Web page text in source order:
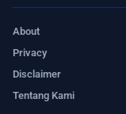
About
Privacy
Disclaimer
Tentang Kami